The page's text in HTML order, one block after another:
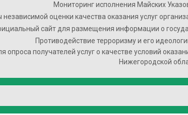
Мониторинг исполнения Майских
независимой оценки качества оказания услуг
сайт для размещения информации о
Противодействие терроризму и его
опроса получателей услуг о качестве условий
Нижегородской